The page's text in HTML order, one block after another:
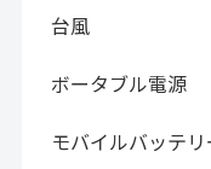
台風
ボータブル電源
モバイルバッテリ